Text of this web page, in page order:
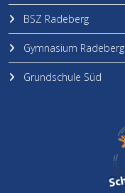
BSZ Radeberg
Gymnasium Radeberg
Grundschule Süd